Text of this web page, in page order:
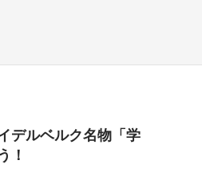
デルベルク名物「学
！